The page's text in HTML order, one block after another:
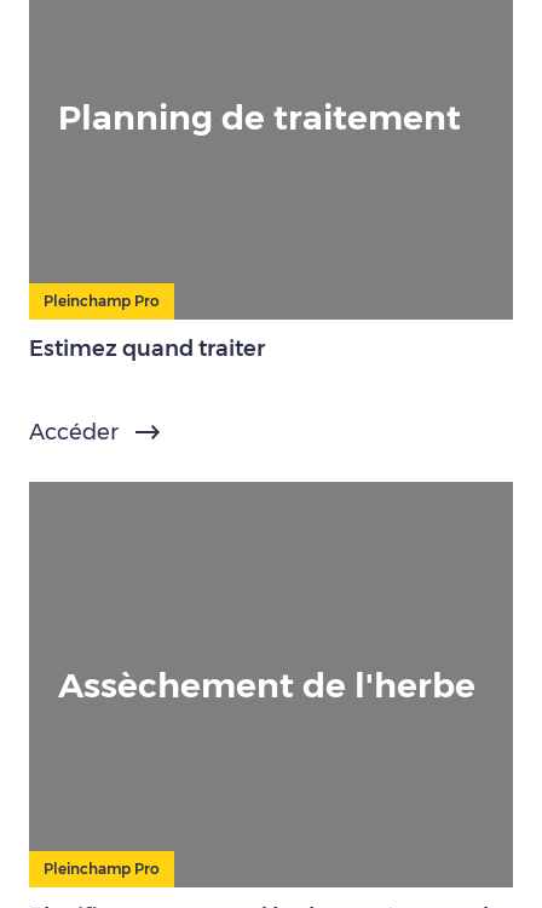
Planning de traitement
Pleinchamp Pro
Estimez quand traiter
Accéder
Assèchement de l'herbe
Pleinchamp Pro